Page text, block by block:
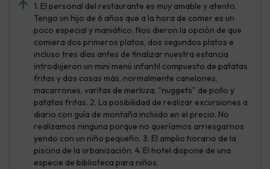
1. El personal del restaurante es muy amable y atento.
Tengo un hijo de 6 años que a la hora de comer es un
poco especial y maniático. Nos dieron la opción de que
comiera dos primeros platos, dos segundos platos e
incluso tres días antes de finalizar nuestra estancia
introdujeron un mini menú infantil compuesto de patatas
fritas y dos cosas más, normalmente canelones,
macarrones, varitas de merluza, "nuggets" de pollo y
patatas fritas. 2. La posibilidad de realizar excursiones a
diario con guía de montaña incluido en el precio. No
realizamos ninguna porque no queríamos arriesgarnos
yendo con un niño pequeño. 3. El amplio horario de la
piscina de la urbanización. 4. El hotel dispone de una
especie de biblioteca para niños.